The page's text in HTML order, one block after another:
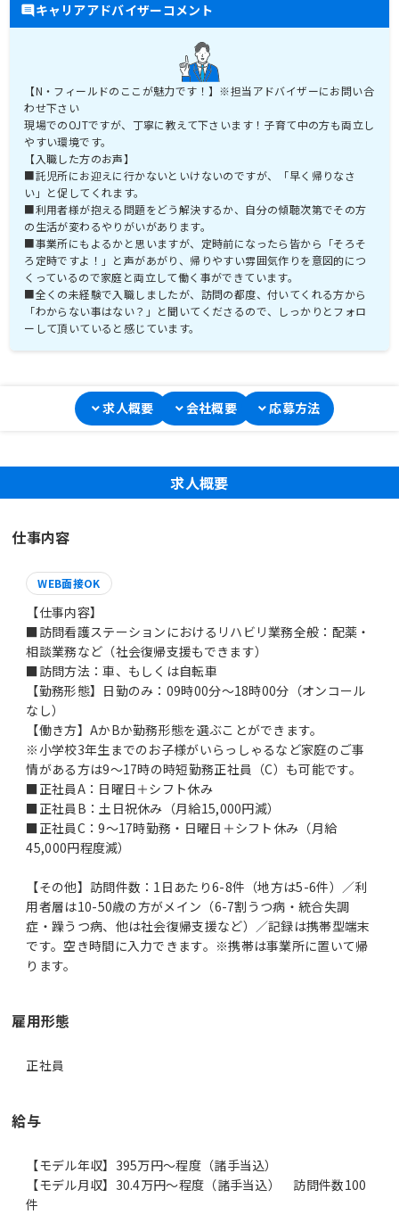
キャリアアドバイザーコメント
【N・フィールドのここが魅力です！】※担当アドバイザーにお問い合
わせ下さい
現場でのOJTですが、丁寧に教えて下さいます！子育て中の方も両立し
やすい環境です。
【入職した方のお声】
■託児所にお迎えに行かないといけないのですが、「早く帰りなさ
い」と促してくれます。
■利用者様が抱える問題をどう解決するか、自分の傾聴次第でその方
の生活が変わるやりがいがあります。
■事業所にもよるかと思いますが、定時前になったら皆から「そろそ
ろ定時ですよ！」と声があがり、帰りやすい雰囲気作りを意図的につ
くっているので家庭と両立して働く事ができています。
■全くの未経験で入職しましたが、訪問の都度、付いてくれる方から
「わからない事はない？」と聞いてくださるので、しっかりとフォロ
ーして頂いていると感じています。
求人概要 会社概要 応募方法
求人概要
仕事内容
WEB面接OK
【仕事内容】
■訪問看護ステーションにおけるリハビリ業務全般：配薬・
相談業務など（社会復帰支援もできます）
■訪問方法：車、もしくは自転車
【勤務形態】日勤のみ：09時00分～18時00分（オンコール
なし）
【働き方】AかBか勤務形態を選ぶことができます。
※小学校3年生までのお子様がいらっしゃるなど家庭のご事
情がある方は9～17時の時短勤務正社員（C）も可能です。
■正社員A：日曜日＋シフト休み
■正社員B：土日祝休み（月給15,000円減）
■正社員C：9～17時勤務・日曜日＋シフト休み（月給
45,000円程度減）
【その他】訪問件数：1日あたり6-8件（地方は5-6件）／利
用者層は10-50歳の方がメイン（6-7割うつ病・統合失調
症・躁うつ病、他は社会復帰支援など）／記録は携帯型端末
です。空き時間に入力できます。※携帯は事業所に置いて帰
ります。
雇用形態
正社員
給与
【モデル年収】395万円〜程度（諸手当込）
【モデル月収】30.4万円〜程度（諸手当込） 訪問件数100
件